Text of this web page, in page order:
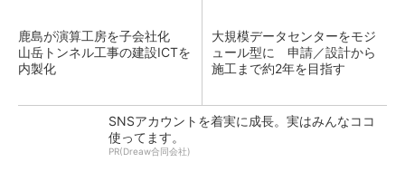
鹿島が演算工房を子会社化
山岳トンネル工事の建設ICTを
内製化
大規模データセンターをモジ
ュール型に 申請／設計から
施工まで約2年を目指す
SNSアカウントを着実に成長。実はみんなココ
使ってます。
PR(Dreaw合同会社)